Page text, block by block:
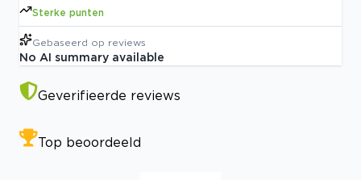
Sterke punten
Gebaseerd op reviews
No AI summary available
Geverifieerde reviews
Top beoordeeld